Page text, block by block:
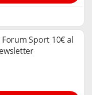
Sport 10€ al